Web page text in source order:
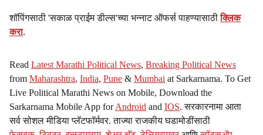
शॉपिंगसाठी 'सकाळ प्राईम डील्स'च्या भन्नाट ऑफर्स पाहण्यासाठीक्लिक
करा.
Read Latest Marathi Political News, Breaking Political News
from Maharashtra, India, Pune & Mumbai at Sarkarnama. To Get
Live Political Marathi News on Mobile, Download the
Sarkarnama Mobile App forAndroid and IOS. सरकारनामा आता
सर्व सोशल मीडिया प्लॅटफॉर्मवर. ताज्या राजकीय घडामोडींसाठी